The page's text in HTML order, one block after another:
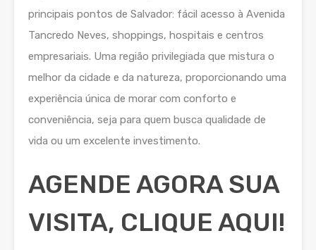
principais pontos de Salvador: fácil acesso à Avenida
Tancredo Neves, shoppings, hospitais e centros
empresariais. Uma região privilegiada que mistura o
melhor da cidade e da natureza, proporcionando uma
experiência única de morar com conforto e
conveniência, seja para quem busca qualidade de
vida ou um excelente investimento.
AGENDE AGORA SUA
VISITA, CLIQUE AQUI!